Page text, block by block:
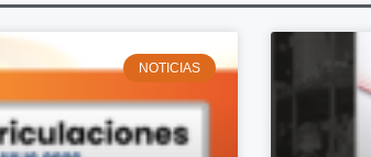
NOTICIAS